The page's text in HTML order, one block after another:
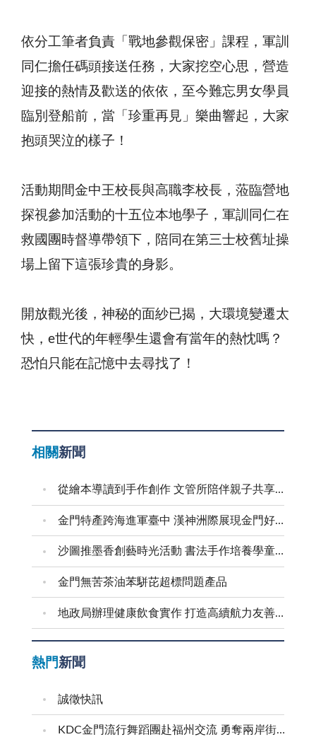
依分工筆者負責「戰地參觀保密」課程，軍訓
同仁擔任碼頭接送任務，大家挖空心思，營造
迎接的熱情及歡送的依依，至今難忘男女學員
臨別登船前，當「珍重再見」樂曲響起，大家
抱頭哭泣的樣子！
活動期間金中王校長與高職李校長，蒞臨營地
探視參加活動的十五位本地學子，軍訓同仁在
救國團時督導帶領下，陪同在第三士校舊址操
場上留下這張珍貴的身影。
開放觀光後，神秘的面紗已揭，大環境變遷太
快，e世代的年輕學生還會有當年的熱忱嗎？
恐怕只能在記憶中去尋找了！
相關新聞
從繪本導讀到手作創作 文管所陪伴親子共享溫馨時光
金門特產跨海進軍臺中 漢神洲際展現金門好滋味
沙圖推墨香創藝時光活動 書法手作培養學童創意美感
金門無苦茶油苯駢芘超標問題產品
地政局辦理健康飲食實作 打造高續航力友善職場
熱門新聞
誠徵快訊
KDC金門流行舞蹈團赴福州交流 勇奪兩岸街舞賽三等獎